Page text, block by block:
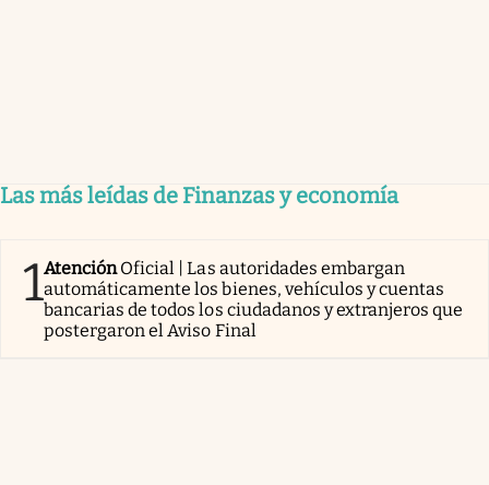
Las más leídas de Finanzas y economía
1AtenciónOficial | Las autoridades embargan
automáticamente los bienes, vehículos y cuentas
bancarias de todos los ciudadanos y extranjeros que
postergaron el Aviso Final